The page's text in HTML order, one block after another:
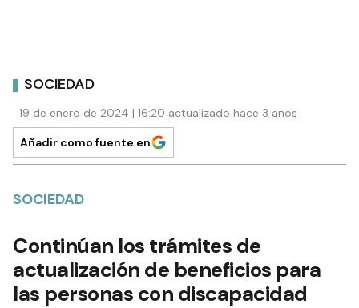
SOCIEDAD
19 de enero de 2024 | 16:20 actualizado hace 3 años
Añadir como fuente en
SOCIEDAD
Continúan los trámites de
actualización de beneficios para
las personas con discapacidad